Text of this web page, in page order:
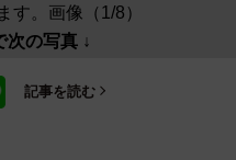
す。画像（1/8）
次の写真 ↓
記事を読む